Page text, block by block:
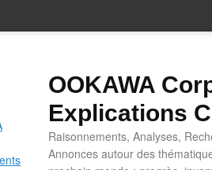
OOKAWA
Explications
Raisonnements, Analyses,
Annonces autour des